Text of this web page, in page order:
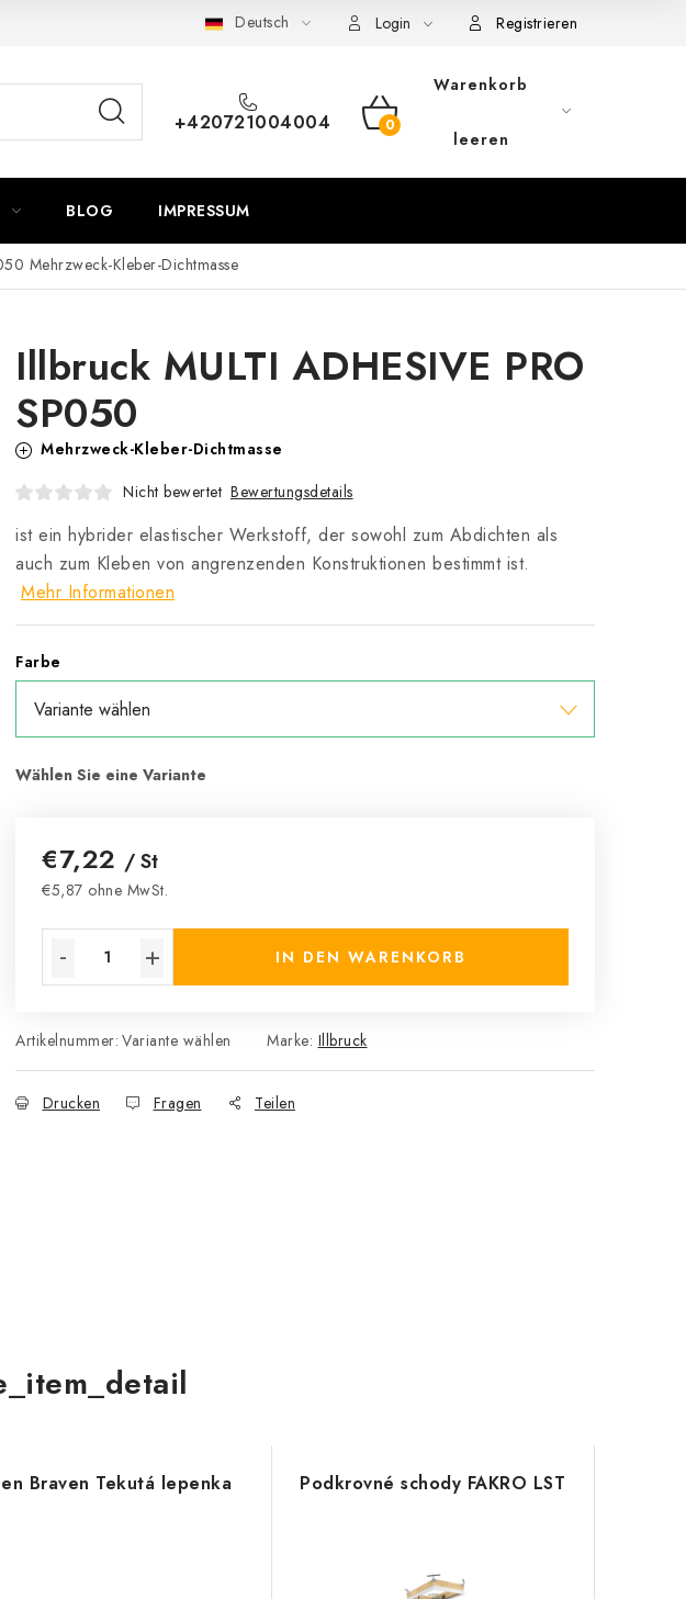
Allgemeinen Geschäftsbedingungen Sitemap von Milpe.sk
Deutsch Login Registrieren
+420721004004 WARENKORB
Warenkorb
leeren
BLOG IMPRESSUM
Mehrzweck-Kleber-Dichtmasse
Illbruck MULTI ADHESIVE PRO
SP050
Mehrzweck-Kleber-Dichtmasse
Nicht bewertet Bewertungsdetails
ist ein hybrider elastischer Werkstoff, der sowohl zum Abdichten als
auch zum Kleben von angrenzenden Konstruktionen bestimmt ist.
Mehr Informationen
Farbe
€7,22 / St
€5,87 ohne MwSt.
IN DEN WARENKORB
Artikelnummer: Variante wählen Marke: Illbruck
Drucken Fragen Teilen
Braven Tekutá lepenka Podkrovné schody FAKRO LST